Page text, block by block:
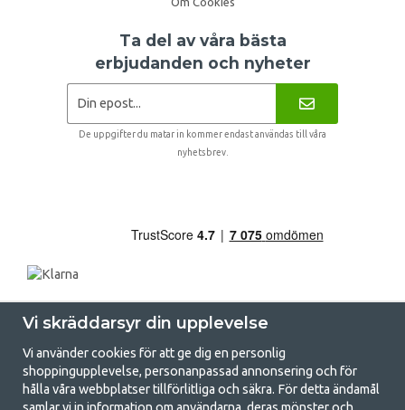
Ta del av våra bästa
erbjudanden och nyheter
De uppgifter du matar in kommer endast användas till våra
nyhetsbrev.
Vi skräddarsyr din upplevelse
Vi använder cookies för att ge dig en personlig
shoppingupplevelse, personanpassad annonsering och för
hålla våra webbplatser tillförlitliga och säkra. För detta ändamål